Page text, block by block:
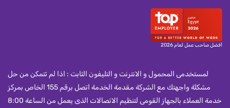
أفضل صاحب عمل لعام 2026
لمستخدمى المحمول و الانترنت و التليفون الثابت : اذا لم تتمكن من حل
مشكلة واجهتك مع الشركة مقدمة الخدمة اتصل برقم 155 الخاص بمركز
خدمة العملاء بالجهاز القومى لتنظيم الاتصالات الذى يعمل من الساعة 8:00